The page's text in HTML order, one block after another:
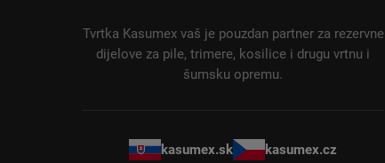
Tvrtka Kasumex vaš je pouzdan partner za rezervne
dijelove za pile, trimere, kosilice i drugu vrtnu i
šumsku opremu.
kasumex.sk kasumex.cz